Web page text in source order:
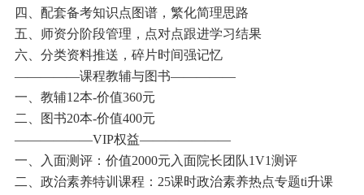
四、配套备考知识点图谱，繁化简理思路
五、师资分阶段管理，点对点跟进学习结果
六、分类资料推送，碎片时间强记忆
—————课程教辅与图书—————
一、教辅12本-价值360元
二、图书20本-价值400元
——————VIP权益———————
一、入面测评：价值2000元入面院长团队1V1测评
二、政治素养特训课程：25课时政治素养热点专题ti升课